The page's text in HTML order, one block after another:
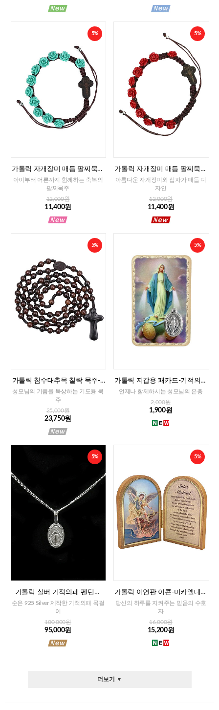
5%
가톨릭 자개장미 매듭 팔찌묵주
(민트)-8mm
아이부터 어른까지 함께하는 축복의
팔찌묵주
12,000원
11,400원
5%
가톨릭 자개장미 매듭 팔찌묵주
(레드)-8mm
아름다운 자개장미와 십자가 매듭 디
자인
12,000원
11,400원
5%
가톨릭 침수대추목 칠락 묵주-8
mm
성모님의 기쁨을 묵상하는 기도용 묵
주
25,000원
23,750원
5%
가톨릭 지갑용 패카드-기적의성
모님(이태리)
언제나 함께하시는 성모님의 은총
2,000원
1,900원
5%
가톨릭 실버 기적의패 펜던트
+목걸이줄
순은 925 Silver 제작한 기적의패 목걸
이
100,000원
95,000원
5%
가톨릭 이연판 이콘-미카엘대천
사+기도문(이태리)
당신의 하루를 지켜주는 믿음의 수호
자
16,000원
15,200원
더보기 ▼